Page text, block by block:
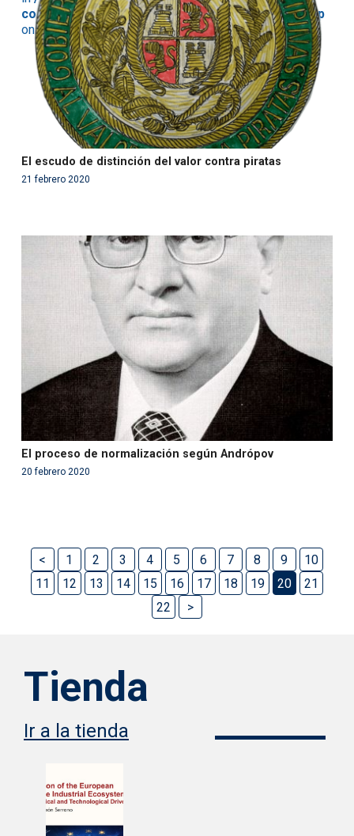
content/themes/fundcami/page-publicaciones.php
on line99
El escudo de distinción del valor contra piratas
21 febrero 2020
: Use of undefined constant php - assumed
'php' (this will throw an Error in a future version of PHP)
/var/www/acami.es/wp-
content/themes/fundcami/page-publicaciones.php
El proceso de normalización según Andrópov
20 febrero 2020
< 1 2 3 4 5 6 7 8 9
10
11
12 13 14 15 16 17 18 19 20
21
22
>
Tienda
Ir a la tienda